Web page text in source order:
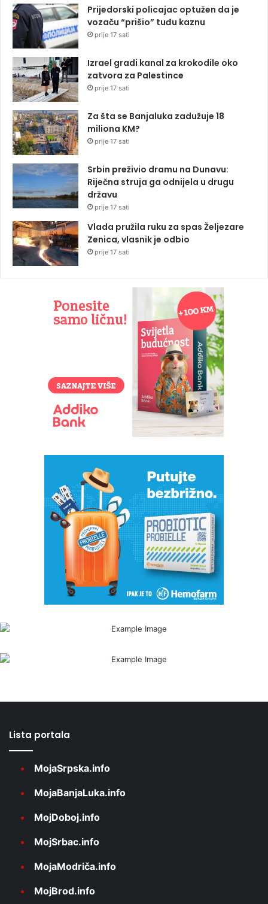
Prijedorski policajac optužen da je
vozaču “prišio” tuđu kaznu
prije 17 sati
Izrael gradi kanal za krokodile oko
zatvora za Palestince
prije 17 sati
Za šta se Banjaluka zadužuje 18
miliona KM?
prije 17 sati
Srbin preživio dramu na Dunavu:
Riječna struja ga odnijela u drugu
državu
prije 17 sati
Vlada pružila ruku za spas Željezare
Zenica, vlasnik je odbio
prije 17 sati
Lista portala
MojaSrpska.info
MojaBanjaLuka.info
MojDoboj.info
MojSrbac.info
MojaModriča.info
MojBrod.info